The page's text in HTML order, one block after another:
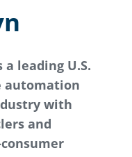
leading U.S.
automation
with
and